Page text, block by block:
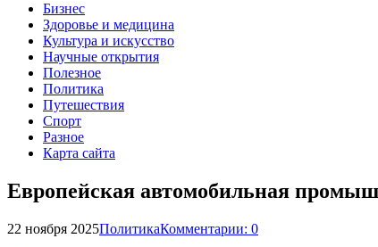
Бизнес
Здоровье и медицина
Культура и искусство
Научные открытия
Полезное
Политика
Путешествия
Спорт
Разное
Карта сайта
Европейская автомобильная
22 ноября 2025ПолитикаКомментарии: 0